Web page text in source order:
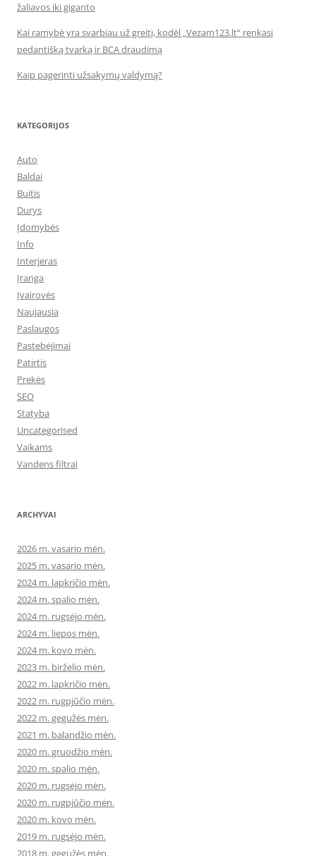
žaliavos iki giganto
Kai ramybė yra svarbiau už greitį, kodėl „Vezam123.lt“ renkasi
pedantišką tvarką ir BCA draudimą
Kaip pagerinti užsakymų valdymą?
KATEGORIJOS
Auto
Baldai
Buitis
Durys
Įdomybės
Info
Interjeras
Įranga
Įvairovės
Naujausia
Paslaugos
Pastebėjimai
Patirtis
Prekės
SEO
Statyba
Uncategorised
Vaikams
Vandens filtrai
ARCHYVAI
2026 m. vasario mėn.
2025 m. vasario mėn.
2024 m. lapkričio mėn.
2024 m. spalio mėn.
2024 m. rugsėjo mėn.
2024 m. liepos mėn.
2024 m. kovo mėn.
2023 m. birželio mėn.
2022 m. lapkričio mėn.
2022 m. rugpjūčio mėn.
2022 m. gegužės mėn.
2021 m. balandžio mėn.
2020 m. gruodžio mėn.
2020 m. spalio mėn.
2020 m. rugsėjo mėn.
2020 m. rugpjūčio mėn.
2020 m. kovo mėn.
2019 m. rugsėjo mėn.
2018 m. gegužės mėn.